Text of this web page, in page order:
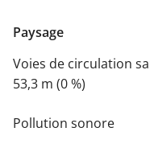
Paysage
Voies de circulation
53,3 m (0 %)
Pollution sonore